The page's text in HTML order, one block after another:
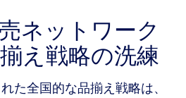
ネットワーク
え戦略の洗練
た全国的な品揃え戦略は、